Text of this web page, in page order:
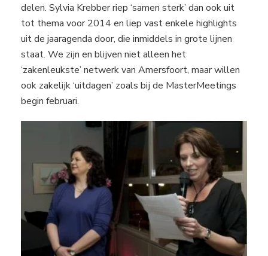
delen. Sylvia Krebber riep ‘samen sterk’ dan ook uit
tot thema voor 2014 en liep vast enkele highlights
uit de jaaragenda door, die inmiddels in grote lijnen
staat. We zijn en blijven niet alleen het
‘zakenleukste’ netwerk van Amersfoort, maar willen
ook zakelijk ‘uitdagen’ zoals bij de MasterMeetings
begin februari.